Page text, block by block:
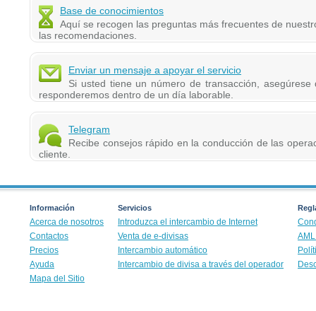
Base de conocimientos
Aquí se recogen las preguntas más frecuentes de
las recomendaciones.
Enviar un mensaje a apoyar el servicio
Si usted tiene un número de transacción,
responderemos dentro de un día laborable.
Telegram
Recibe consejos rápido en la conducción de las
cliente.
Información
Acerca de nosotros
Contactos
Precios
Ayuda
Mapa del Sitio
Servicios
Introduzca el intercambio de Internet
Venta de e-divisas
Intercambio automático
Intercambio de divisa a través del operador